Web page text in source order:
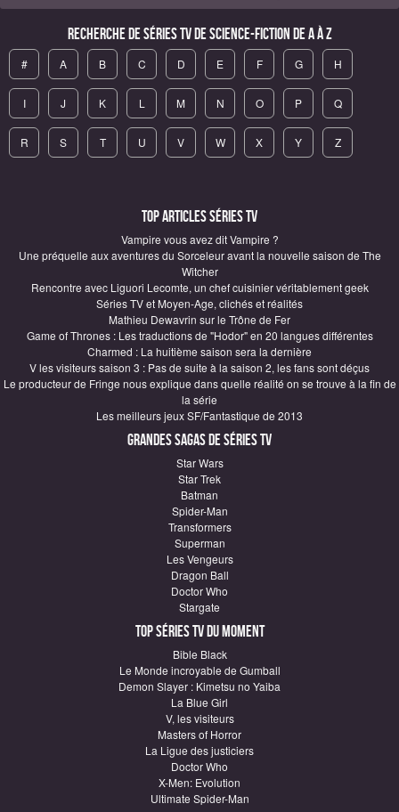
Recherche de Séries TV de science-fiction de A à Z
# A B C D E F G H
I J K L M N O P Q
R S T U V W X Y Z
Top articles Séries TV
Vampire vous avez dit Vampire ?
Une préquelle aux aventures du Sorceleur avant la nouvelle saison de The
Witcher
Rencontre avec Liguori Lecomte, un chef cuisinier véritablement geek
Séries TV et Moyen-Age, clichés et réalités
Mathieu Dewavrin sur le Trône de Fer
Game of Thrones : Les traductions de "Hodor" en 20 langues différentes
Charmed : La huitième saison sera la dernière
V les visiteurs saison 3 : Pas de suite à la saison 2, les fans sont déçus
Le producteur de Fringe nous explique dans quelle réalité on se trouve à la fin de
la série
Les meilleurs jeux SF/Fantastique de 2013
Grandes sagas de Séries TV
Star Wars
Star Trek
Batman
Spider-Man
Transformers
Superman
Les Vengeurs
Dragon Ball
Doctor Who
Stargate
Top Séries TV du moment
Bible Black
Le Monde incroyable de Gumball
Demon Slayer : Kimetsu no Yaiba
La Blue Girl
V, les visiteurs
Masters of Horror
La Ligue des justiciers
Doctor Who
X-Men: Evolution
Ultimate Spider-Man